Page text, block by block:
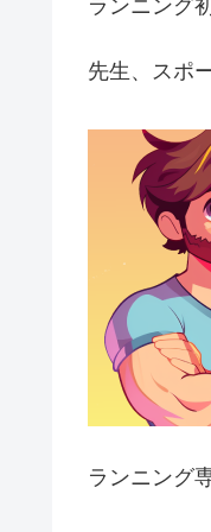
先生、スポ
ランニング